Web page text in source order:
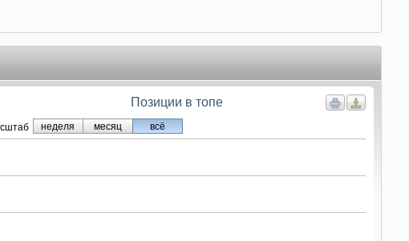
Позиции в топе
неделя месяц всё